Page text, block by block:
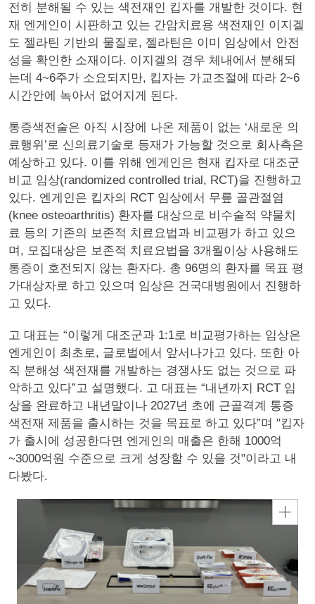
전히 분해될 수 있는 색전재인 킵자를 개발한 것이다. 현
재 엔게인이 시판하고 있는 간암치료용 색전재인 이지겔
도 젤라틴 기반의 물질로, 젤라틴은 이미 임상에서 안전
성을 확인한 소재이다. 이지겔의 경우 체내에서 분해되
는데 4~6주가 소요되지만, 킵자는 가교조절에 따라 2~6
시간안에 녹아서 없어지게 된다.
통증색전술은 아직 시장에 나온 제품이 없는 ‘새로운 의
료행위’로 신의료기술로 등재가 가능할 것으로 회사측은
예상하고 있다. 이를 위해 엔게인은 현재 킵자로 대조군
비교 임상(randomized controlled trial, RCT)을 진행하고
있다. 엔게인은 킵자의 RCT 임상에서 무릎 골관절염
(knee osteoarthritis) 환자를 대상으로 비수술적 약물치
료 등의 기존의 보존적 치료요법과 비교평가 하고 있으
며, 모집대상은 보존적 치료요법을 3개월이상 사용해도
통증이 호전되지 않는 환자다. 총 96명의 환자를 목표 평
가대상자로 하고 있으며 임상은 건국대병원에서 진행하
고 있다.
고 대표는 “이렇게 대조군과 1:1로 비교평가하는 임상은
엔게인이 최초로, 글로벌에서 앞서나가고 있다. 또한 아
직 분해성 색전재를 개발하는 경쟁사도 없는 것으로 파
악하고 있다”고 설명했다. 고 대표는 “내년까지 RCT 임
상을 완료하고 내년말이나 2027년 초에 근골격계 통증
색전재 제품을 출시하는 것을 목표로 하고 있다”며 "킵자
가 출시에 성공한다면 엔게인의 매출은 한해 1000억
~3000억원 수준으로 크게 성장할 수 있을 것"이라고 내
다봤다.